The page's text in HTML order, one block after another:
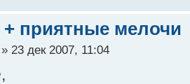
приятные мелочи
» 23 дек 2007, 11:04